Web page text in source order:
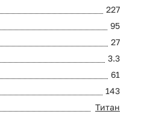
227
95
27
3.3
61
143
Титан